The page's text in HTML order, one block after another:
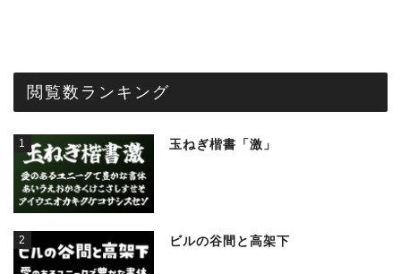
閲覧数ランキング
1 玉ねぎ楷書「激」
2 ビルの谷間と高架下